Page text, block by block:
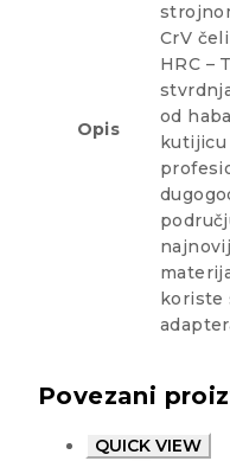
Opis
CrV
HRC –
od
kutijicu
koriste
Povezani
QUICK VIEW